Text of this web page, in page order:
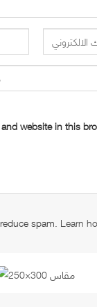
website in this
spam. Learn